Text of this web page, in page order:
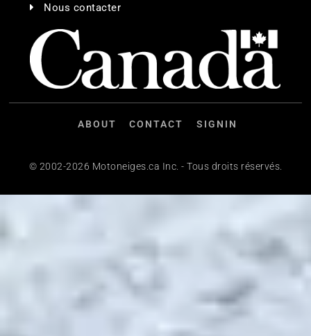
Nous contacter
ABOUT CONTACT SIGNIN
© 2002-2026 Motoneiges.ca Inc. - Tous droits réservés.